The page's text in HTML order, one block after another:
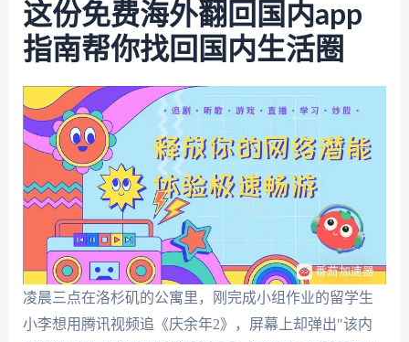
这份免费海外翻回国内app
指南帮你找回国内生活圈
凌晨三点在洛杉矶的公寓里，刚完成小组作业的留学生
小李想用腾讯视频追《庆余年2》，屏幕上却弹出"该内